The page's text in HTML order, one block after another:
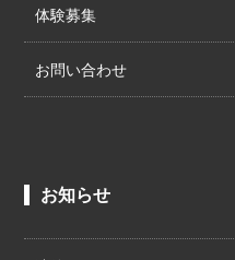
体験募集
お問い合わせ
お知らせ